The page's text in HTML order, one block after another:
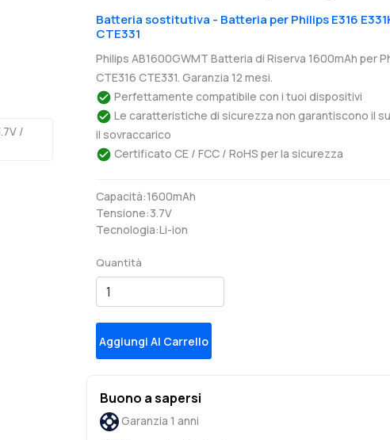
Batteria sostitutiva - Batteria per Philips E316
CTE331
Philips AB1600GWMT Batteria di Riserva 1600mAh per
CTE316 CTE331. Garanzia 12 mesi.
Perfettamente compatibile con i tuoi dispositivi
Le caratteristiche di sicurezza non garantiscono il
il sovraccarico
Certificato CE / FCC / RoHS per la sicurezza
Capacità:1600mAh
Tensione:3.7V
Tecnologia:Li-ion
Quantità
Aggiungi Al Carrello
Buono a sapersi
Garanzia 1 anni